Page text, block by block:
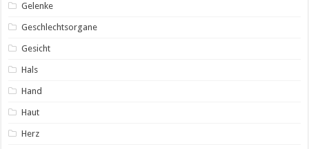
Gelenke
Geschlechtsorgane
Gesicht
Hals
Hand
Haut
Herz